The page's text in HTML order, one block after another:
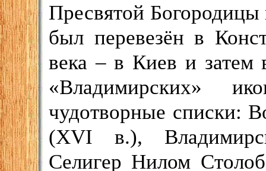
Пресвятой
был перевезён в
века – в Киев и
«Владимирских»
чудотворные списки:
(XVI в.),
Селигер Нилом